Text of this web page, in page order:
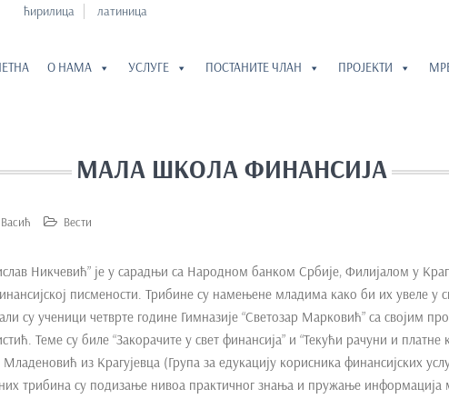
ћирилица латиница
О НАМА УСЛУГЕ ПОСТАНИТЕ ЧЛАН ПРОЈЕКТИ
МАЛА ШКОЛА ФИНАНСИЈА
Вести
Никчевић” је у сарадњи са Народном банком Србије, Филијалом у
писмености. Трибине су намењене младима како би их увеле у
су ученици четврте године Гимназије “Светозар Марковић” са својим
Теме су биле “Закорачите у свет финансија” и “Текући рачуни и платне
из Крагујевца (Група за едукацију корисника финансијских
трибина су подизање нивоа практичног знања и пружање